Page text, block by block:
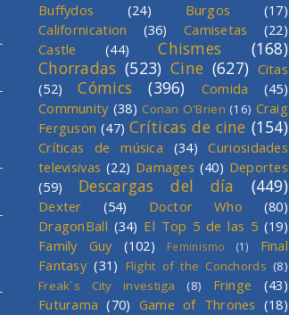
Buffydos (24) Burgos
(17)
Californication
(36) Camisetas
(22)
Castle
(44) Chismes
(168)
Chorradas (523) Cine (627) Citas
(52)
Cómics (396) Comida
(45)
Community (38) Conan O'Brien (16) Craig
Ferguson (47) Críticas de cine (154)
Críticas de música (34)
Curiosidades
televisivas (22) Damages (40) Deportes
(59)
Descargas del día (449)
Dexter (54) Doctor Who
(80)
DragonBall (34) El Top 5 de las 5 (19)
Family Guy
(102) Feminismo (1)
Final
Fantasy (31) Flight of the Conchords (8)
Freak´s City investiga
(8) Fringe
(43)
Futurama (70) Game of Thrones (18)